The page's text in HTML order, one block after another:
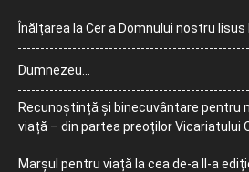
Înălțarea la Cer a Domnului nostru
Dumnezeu…
Recunoștință și binecuvântare pentru
viață – din partea preoților Vicariatului
Marșul pentru viață la cea de-a II-a